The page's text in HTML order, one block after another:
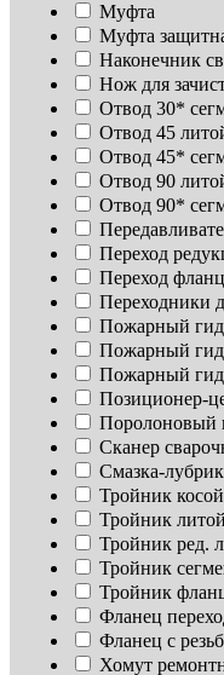
Муфта
Муфта
Наконечник
Нож для
Отвод 30*
Отвод 45
Отвод 45*
Отвод 90
Отвод 90*
Переход
Переход
Переходники
Пожарный
Пожарный
Пожарный
Позиционер-
Поролоновый
Сканер
Смазка-
Тройник
Тройник литой
Тройник ред.
Тройник
Тройник
Фланец
Фланец с
Хомут